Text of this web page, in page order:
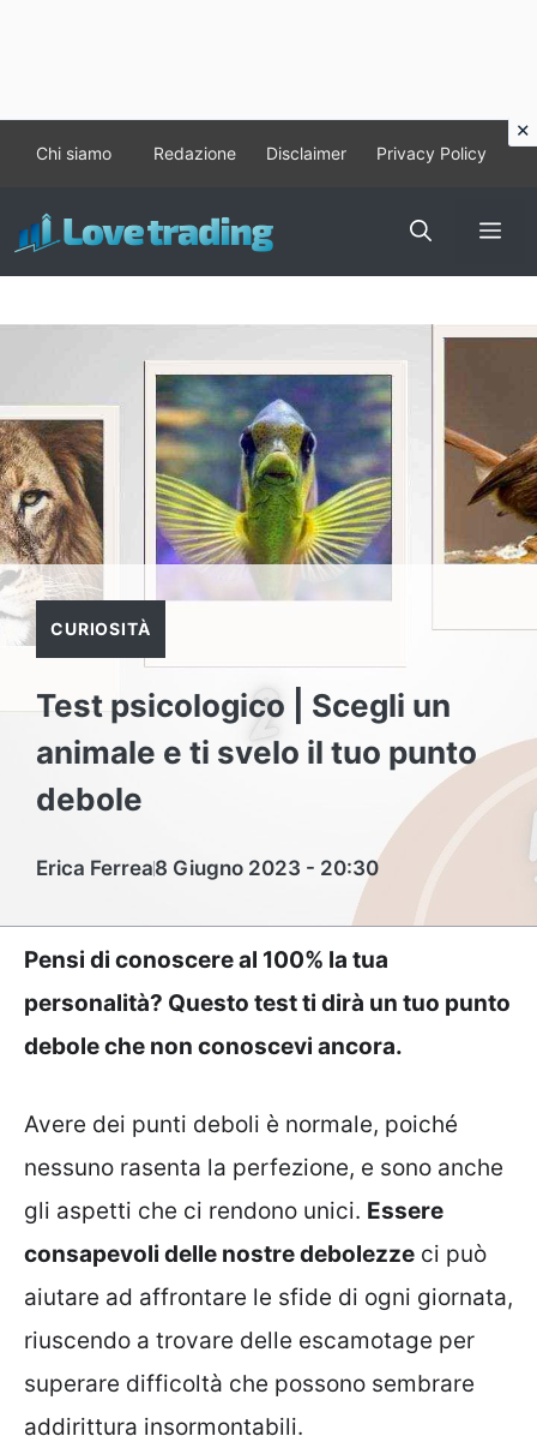
contenuto
Chi siamo Redazione Disclaimer Privacy Policy
CURIOSITÀ
Test psicologico | Scegli un
animale e ti svelo il tuo punto
debole
Erica Ferrea8 Giugno 2023 - 20:30
Pensi di conoscere al 100% la tua
personalità? Questo test ti dirà un tuo punto
debole che non conoscevi ancora.
Avere dei punti deboli è normale, poiché
nessuno rasenta la perfezione, e sono anche
gli aspetti che ci rendono unici. Essere
consapevoli delle nostre debolezze ci può
aiutare ad affrontare le sfide di ogni giornata,
riuscendo a trovare delle escamotage per
superare difficoltà che possono sembrare
addirittura insormontabili.